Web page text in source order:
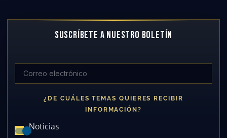
SUSCRÍBETE A NUESTRO BOLETÍN
¿DE CUÁLES TEMAS QUIERES RECIBIR
INFORMACIÓN?
Noticias